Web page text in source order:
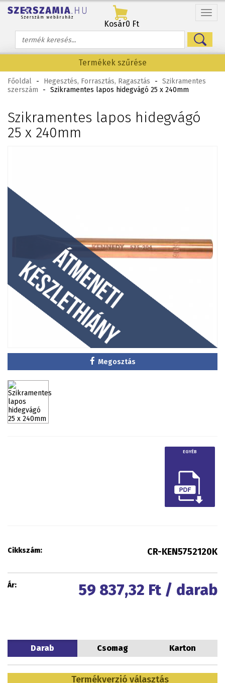
Menü
Kosár0 Ft
Termékek szűrése
Főoldal - Hegesztés, Forrasztás, Ragasztás - Szikramentes
szerszám
- Szikramentes lapos hidegvágó 25 x 240mm
Szikramentes lapos hidegvágó
25 x 240mm
Megosztás
EGYÉB
Cikkszám: CR-KEN5752120K
Ár: 59 837,32 Ft / darab
Darab Csomag Karton
Termékverzió választás